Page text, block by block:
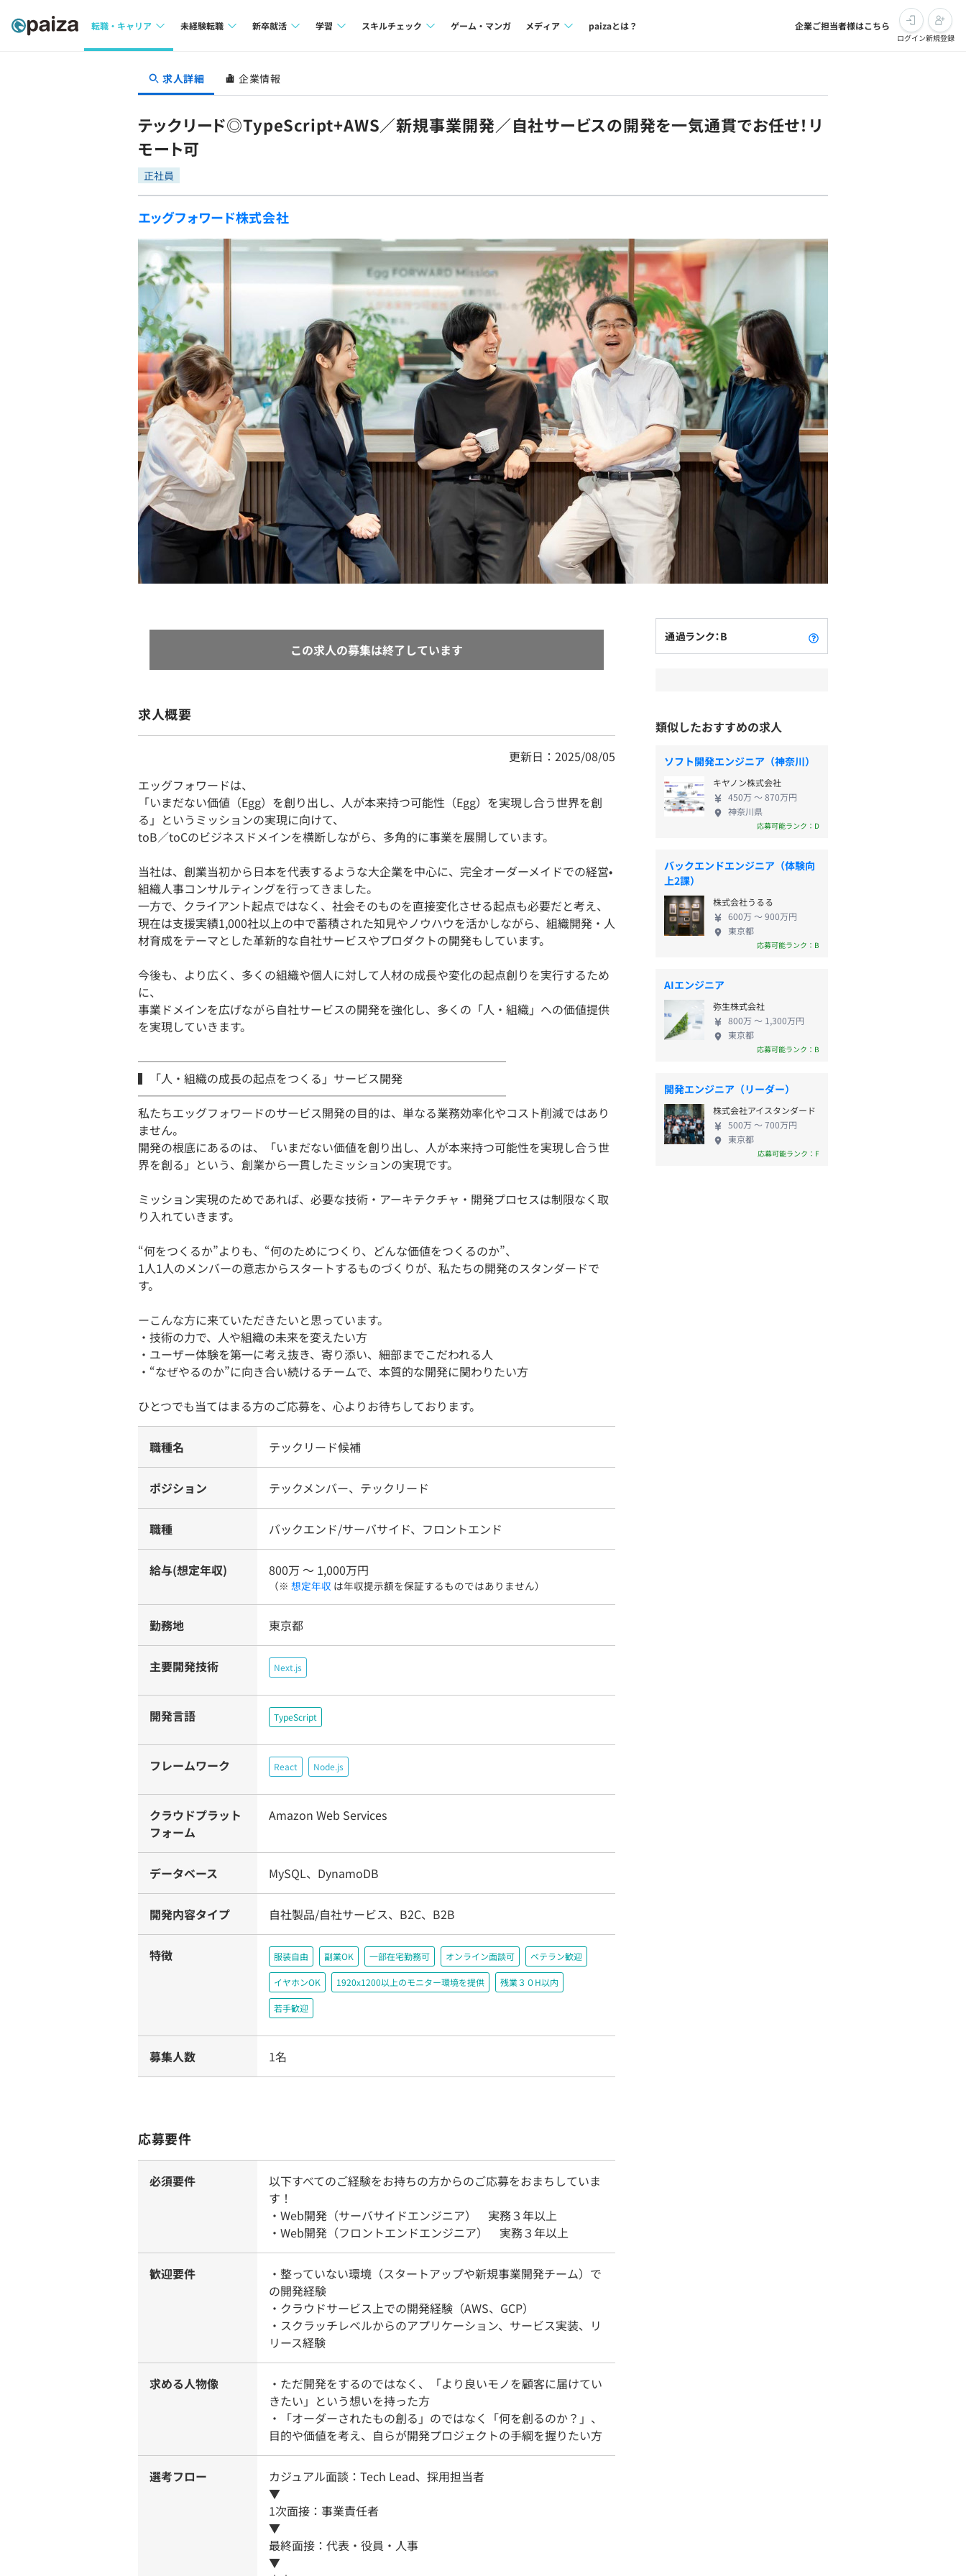
転職・キャリア
転職成功ガイド
未経験転職
求人検索
転職成功ガイド
新卒就活
本選考
インタビュー
就活成功ガイド
学習
4択課題
リファレンス
個人向けプラン
法人向けプラン
学校向けプラン
契約内容・クーポン
スキルチェック
評価結果一覧
ゲーム・マンガ メディア
note
paizaとは？ 企業ご担当者様はこちら
ログイン新規登録
求人詳細 企業情報
テックリード◎TypeScript+AWS／新規事業開発／自社サービスの開発を一気通貫でお任せ！リ
モート可
正社員
エッグフォワード株式会社
この求人の募集は終了しています
求人概要
更新日：2025/08/05
エッグフォワードは、
「いまだない価値（Egg）を創り出し、人が本来持つ可能性（Egg）を実現し合う世界を創
る」というミッションの実現に向けて、
toB／toCのビジネスドメインを横断しながら、多角的に事業を展開しています。
当社は、創業当初から日本を代表するような大企業を中心に、完全オーダーメイドでの経営•
組織人事コンサルティングを行ってきました。
一方で、クライアント起点ではなく、社会そのものを直接変化させる起点も必要だと考え、
現在は支援実績1,000社以上の中で蓄積された知見やノウハウを活かしながら、組織開発・人
材育成をテーマとした革新的な自社サービスやプロダクトの開発もしています。
今後も、より広く、多くの組織や個人に対して人材の成長や変化の起点創りを実行するため
に、
事業ドメインを広げながら自社サービスの開発を強化し、多くの「人・組織」への価値提供
を実現していきます。
────────────────────────────────
▍「人・組織の成長の起点をつくる」サービス開発
────────────────────────────────
私たちエッグフォワードのサービス開発の目的は、単なる業務効率化やコスト削減ではあり
ません。
開発の根底にあるのは、「いまだない価値を創り出し、人が本来持つ可能性を実現し合う世
界を創る」という、創業から一貫したミッションの実現です。
ミッション実現のためであれば、必要な技術・アーキテクチャ・開発プロセスは制限なく取
り入れていきます。
“何をつくるか”よりも、“何のためにつくり、どんな価値をつくるのか”、
1人1人のメンバーの意志からスタートするものづくりが、私たちの開発のスタンダードで
す。
ーこんな方に来ていただきたいと思っています。
・技術の力で、人や組織の未来を変えたい方
・ユーザー体験を第一に考え抜き、寄り添い、細部までこだわれる人
・“なぜやるのか”に向き合い続けるチームで、本質的な開発に関わりたい方
ひとつでも当てはまる方のご応募を、心よりお待ちしております。
職種名 テックリード候補
ポジション テックメンバー、テックリード
職種 バックエンド/サーバサイド、フロントエンド
給与(想定年収) 800万 〜 1,000万円
（※ 想定年収 は年収提示額を保証するものではありません）
勤務地 東京都
主要開発技術 Next.js
開発言語 TypeScript
フレームワーク React Node.js
クラウドプラット
フォーム
Amazon Web Services
データベース MySQL、DynamoDB
開発内容タイプ 自社製品/自社サービス、B2C、B2B
特徴 服装自由 副業OK 一部在宅勤務可 オンライン面談可 ベテラン歓迎
イヤホンOK 1920x1200以上のモニター環境を提供 残業３０H以内
若手歓迎
募集人数 1名
応募要件
必須要件
以下すべてのご経験をお持ちの方からのご応募をおまちしていま
す！
・Web開発（サーバサイドエンジニア） 実務３年以上
・Web開発（フロントエンドエンジニア） 実務３年以上
歓迎要件
・整っていない環境（スタートアップや新規事業開発チーム）で
の開発経験
・クラウドサービス上での開発経験（AWS、GCP）
・スクラッチレベルからのアプリケーション、サービス実装、リ
リース経験
求める人物像
・ただ開発をするのではなく、「より良いモノを顧客に届けてい
きたい」という想いを持った方
・「オーダーされたもの創る」のではなく「何を創るのか？」、
目的や価値を考え、自らが開発プロジェクトの手綱を握りたい方
選考フロー
カジュアル面談：Tech Lead、採用担当者
▼
1次面接：事業責任者
▼
最終面接：代表・役員・人事
▼
通過ランク：B
類似したおすすめの求人
ソフト開発エンジニア（神奈川）
キヤノン株式会社
450万 〜 870万円
神奈川県
応募可能ランク：D
バックエンドエンジニア（体験向
上2課）
株式会社うるる
600万 〜 900万円
東京都
応募可能ランク：B
AIエンジニア
弥生株式会社
800万 〜 1,300万円
東京都
応募可能ランク：B
開発エンジニア（リーダー）
株式会社アイスタンダード
500万 〜 700万円
東京都
応募可能ランク：F